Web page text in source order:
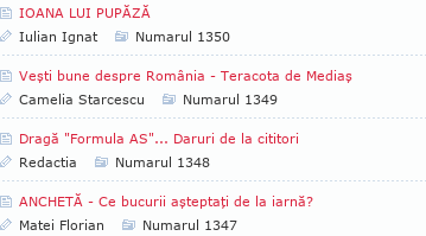
IOANA LUI PUPĂZĂ
Iulian Ignat
Numarul 1350
Veşti bune despre România - Teracota de Mediaş
Camelia Starcescu
Numarul 1349
Dragă "Formula AS"... Daruri de la cititori
Redactia
Numarul 1348
ANCHETĂ - Ce bucurii aşteptaţi de la iarnă?
Matei Florian
Numarul 1347